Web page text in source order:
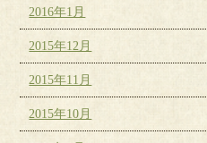
2016年1月
2015年12月
2015年11月
2015年10月